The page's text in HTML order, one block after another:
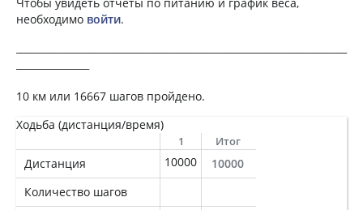
необходимо войти.
10 км или 16667 шагов пройдено.
Ходьба (дистанция/время)
1 Итог
Дистанция 10000
10000
Количество шагов